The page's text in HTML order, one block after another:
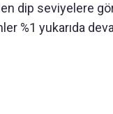
dip seviyelere
%1 yukarıda